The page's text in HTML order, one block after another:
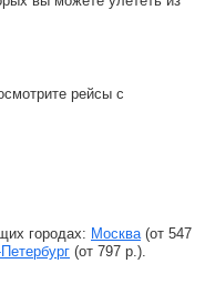
рейсы с
городах: Москва (от 547
(от 797 р. ).